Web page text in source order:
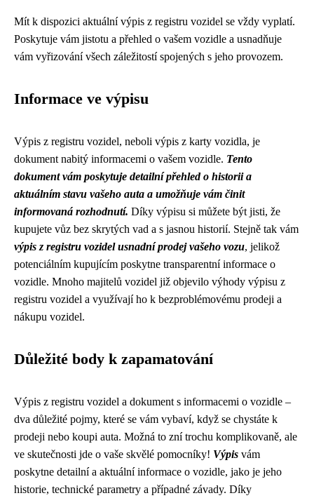
Mít k dispozici aktuální výpis z registru vozidel se vždy vyplatí.
Poskytuje vám jistotu a přehled o vašem vozidle a usnadňuje
vám vyřizování všech záležitostí spojených s jeho provozem.
Informace ve výpisu
Výpis z registru vozidel, neboli výpis z karty vozidla, je
dokument nabitý informacemi o vašem vozidle. Tento
dokument vám poskytuje detailní přehled o historii a
aktuálním stavu vašeho auta a umožňuje vám činit
informovaná rozhodnutí. Díky výpisu si můžete být jisti, že
kupujete vůz bez skrytých vad a s jasnou historií. Stejně tak vám
výpis z registru vozidel usnadní prodej vašeho vozu, jelikož
potenciálním kupujícím poskytne transparentní informace o
vozidle. Mnoho majitelů vozidel již objevilo výhody výpisu z
registru vozidel a využívají ho k bezproblémovému prodeji a
nákupu vozidel.
Důležité body k zapamatování
Výpis z registru vozidel a dokument s informacemi o vozidle –
dva důležité pojmy, které se vám vybaví, když se chystáte k
prodeji nebo koupi auta. Možná to zní trochu komplikovaně, ale
ve skutečnosti jde o vaše skvělé pomocníky! Výpis vám
poskytne detailní a aktuální informace o vozidle, jako je jeho
historie, technické parametry a případné závady. Díky